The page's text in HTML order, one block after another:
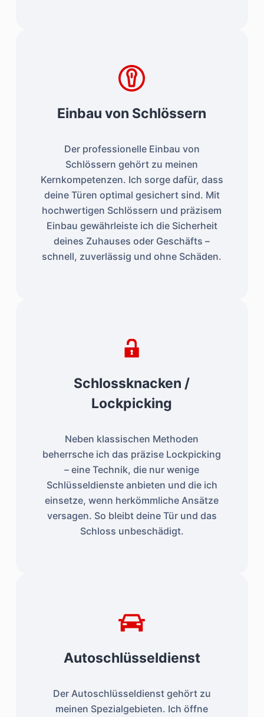
Einbau von Schlössern
Der professionelle Einbau von
Schlössern gehört zu meinen
Kernkompetenzen. Ich sorge dafür, dass
deine Türen optimal gesichert sind. Mit
hochwertigen Schlössern und präzisem
Einbau gewährleiste ich die Sicherheit
deines Zuhauses oder Geschäfts –
schnell, zuverlässig und ohne Schäden.
Schlossknacken /
Lockpicking
Neben klassischen Methoden
beherrsche ich das präzise Lockpicking
– eine Technik, die nur wenige
Schlüsseldienste anbieten und die ich
einsetze, wenn herkömmliche Ansätze
versagen. So bleibt deine Tür und das
Schloss unbeschädigt.
Autoschlüsseldienst
Der Autoschlüsseldienst gehört zu
meinen Spezialgebieten. Ich öffne